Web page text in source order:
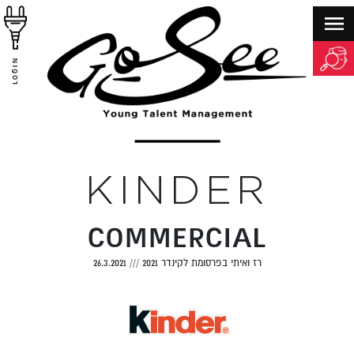
LOGIN
KINDER
COMMERCIAL
רז ואיתי בפרסומת לקינדר 2021 ///
26.3.2021